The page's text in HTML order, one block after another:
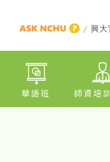
/ 興大
華語班 師資培